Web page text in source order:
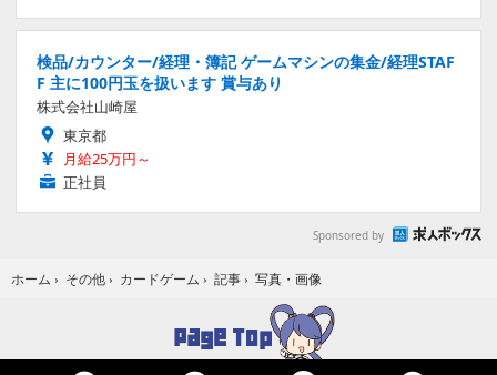
検品/カウンター/経理・簿記 ゲームマシンの集金/経理STAF
F 主に100円玉を扱います 賞与あり
株式会社山崎屋
東京都
月給25万円～
正社員
Sponsored by
ホーム › その他 › カードゲーム › 記事 › 写真・画像